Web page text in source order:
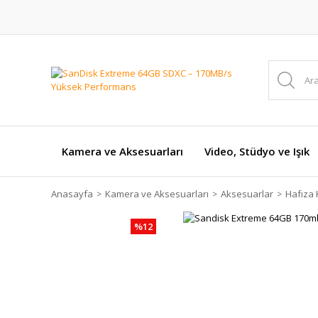
Kamera ve Aksesuarları Video, Stüdyo ve Işık
Anasayfa Kamera ve Aksesuarları Aksesuarlar Hafıza
%12